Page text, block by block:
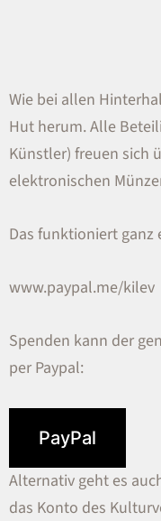
Wie bei allen
Hut herum. Alle
Künstler) freuen sich
elektronischen
Das funktioniert ganz
www.paypal.me/kilev
Spenden kann der
per Paypal:
PayPal
Alternativ geht es
das Konto des